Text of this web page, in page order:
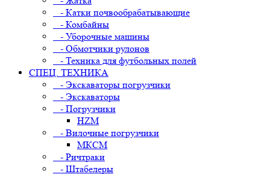
- Катки почвообрабатывающие
- Комбайны
- Уборочные машины
- Обмотчики рулонов
- Техника для футбольных полей
СПЕЦ. ТЕХНИКА
- Экскаваторы погрузчики
- Экскаваторы
- Погрузчики
HZM
- Вилочные погрузчики
МКСМ
- Ричтраки
- Штабелеры